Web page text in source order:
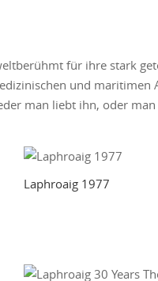
für ihre stark
und maritimen
man liebt ihn, oder
Laphroaig 1977